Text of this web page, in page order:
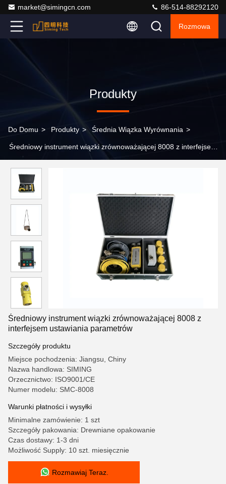
market@simingcn.com 86-514-88292120
Rozmowa
Produkty
Do Domu > Produkty > Średnia Wiązka Wyrównania >
Średniowy instrument wiązki zrównoważającej 8008 z interfejsem
Średniowy instrument wiązki zrównoważającej 8008 z
interfejsem ustawiania parametrów
Szczegóły produktu
Miejsce pochodzenia: Jiangsu, Chiny
Nazwa handlowa: SIMING
Orzecznictwo: ISO9001/CE
Numer modelu: SMC-8008
Warunki płatności i wysyłki
Minimalne zamówienie: 1 szt
Szczegóły pakowania: Drewniane opakowanie
Czas dostawy: 1-3 dni
Możliwość Supply: 10 szt. miesięcznie
Rozmawiaj Teraz.